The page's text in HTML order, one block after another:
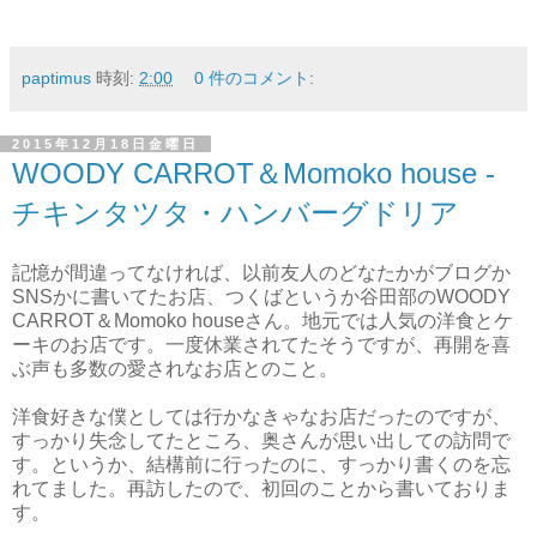
paptimus 時刻: 2:00 0 件のコメント:
2015年12月18日金曜日
WOODY CARROT＆Momoko house -
チキンタツタ・ハンバーグドリア
記憶が間違ってなければ、以前友人のどなたかがブログか
SNSかに書いてたお店、つくばというか谷田部のWOODY
CARROT＆Momoko houseさん。地元では人気の洋食とケ
ーキのお店です。一度休業されてたそうですが、再開を喜
ぶ声も多数の愛されなお店とのこと。
洋食好きな僕としては行かなきゃなお店だったのですが、
すっかり失念してたところ、奥さんが思い出しての訪問で
す。というか、結構前に行ったのに、すっかり書くのを忘
れてました。再訪したので、初回のことから書いておりま
す。